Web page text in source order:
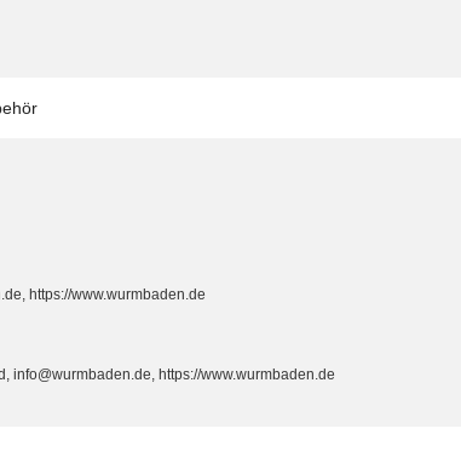
https://www.wurmbaden.de
info@wurmbaden.de, https://www.wurmbaden.de